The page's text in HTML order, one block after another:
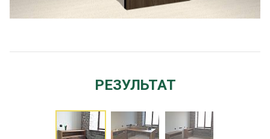
РЕЗУЛЬТАТ